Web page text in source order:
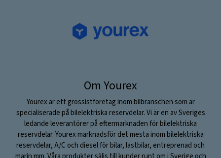
Om Yourex
Yourex är ett grossistföretag inom bilbranschen som är
specialiserade på bilelektriska reservdelar. Vi är en av Sveriges
ledande leverantörer på eftermarknaden för bilelektriska
reservdelar. Yourex marknadsför det mesta inom bilelektriska
reservdelar, A/C och diesel för bilar, lastbilar, entreprenad och